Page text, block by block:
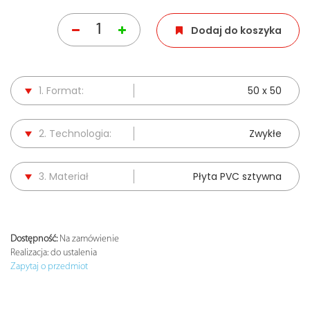
Dodaj do koszyka
1. Format: 50 x 50
2. Technologia: Zwykłe
3. Materiał Płyta PVC sztywna
Dostępność:Na zamówienie
Realizacja: do ustalenia
Zapytaj o przedmiot